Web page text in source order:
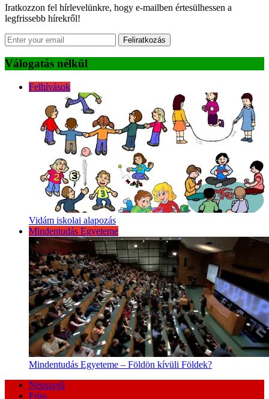
Iratkozzon fel hírlevelünkre, hogy e-mailben értesülhessen a
legfrissebb hírekről!
Feliratkozás
Válogatás nélkül
Felhívások
Vidám iskolai alapozás
Mindentudás Egyeteme
Mindentudás Egyeteme – Földön kívüli Földek?
Népszerű
Friss